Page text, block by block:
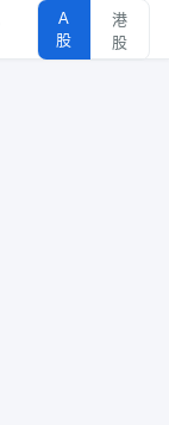
A
股
港
股